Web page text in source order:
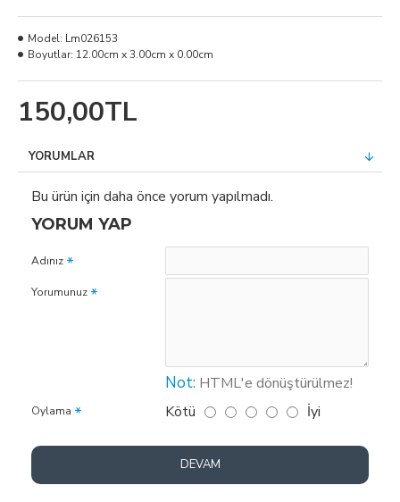
150,00TL
Model: Lm026153
Boyutlar: 12.00cm x 3.00cm x 0.00cm
YORUMLAR
Bu ürün için daha önce yorum yapılmadı.
YORUM YAP
Adınız
Yorumunuz
Not: HTML'e dönüştürülmez!
Oylama Kötü İyi
DEVAM